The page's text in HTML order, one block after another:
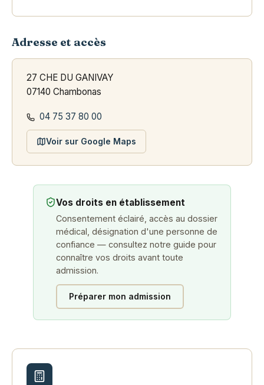
Adresse et accès
27 CHE DU GANIVAY
07140 Chambonas
04 75 37 80 00
Voir sur Google Maps
Vos droits en établissement
Consentement éclairé, accès au dossier
médical, désignation d'une personne de
confiance — consultez notre guide pour
connaître vos droits avant toute
admission.
Préparer mon admission